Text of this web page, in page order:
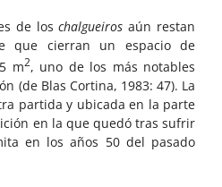
de loschalgueiros aún restan
que cierran un espacio de
m2, uno de los más notables
(de Blas Cortina, 1983: 47). La
partida y ubicada en la parte
en la que quedó tras sufrir
en los años 50 del pasado